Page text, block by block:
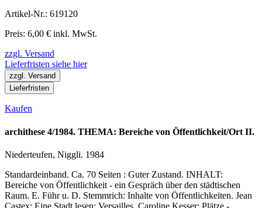
Artikel-Nr.: 619120
Preis: 6,00 € inkl. MwSt.
zzgl. Versand
Lieferfristen siehe hier
zzgl. Versand
Lieferfristen
Kaufen
archithese 4/1984. THEMA: Bereiche von Öffentlichkeit/Ort II.
Niederteufen, Niggli. 1984
Standardeinband. Ca. 70 Seiten : Guter Zustand. INHALT:
Bereiche von Öffentlichkeit - ein Gespräch über den städtischen
Raum. E. Führ u. D. Stemmrich: Inhalte von Öffentlichkeiten. Jean
Castex: Eine Stadt lesen: Versailles. Caroline Kesser: Plätze -